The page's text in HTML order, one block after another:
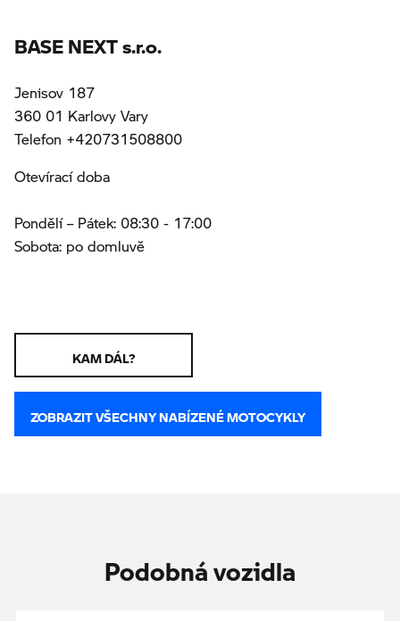
BASE NEXT s.r.o.
Jenisov 187
360 01 Karlovy Vary
Telefon +420731508800
Otevírací doba
Pondělí – Pátek: 08:30 - 17:00
Sobota: po domluvě
KAM DÁL?
ZOBRAZIT VŠECHNY NABÍZENÉ MOTOCYKLY
Podobná vozidla